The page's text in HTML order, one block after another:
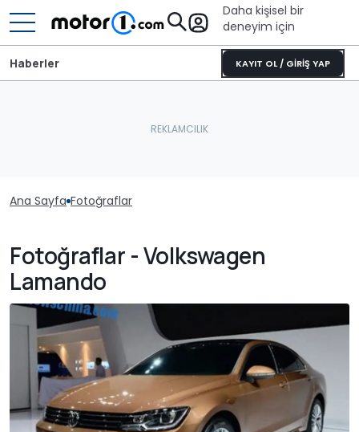
Daha kişisel bir
deneyim için
KAYIT OL / GİRİŞ YAP
Haberler
Ana Sayfa Fotoğraflar
Fotoğraflar - Volkswagen
Lamando